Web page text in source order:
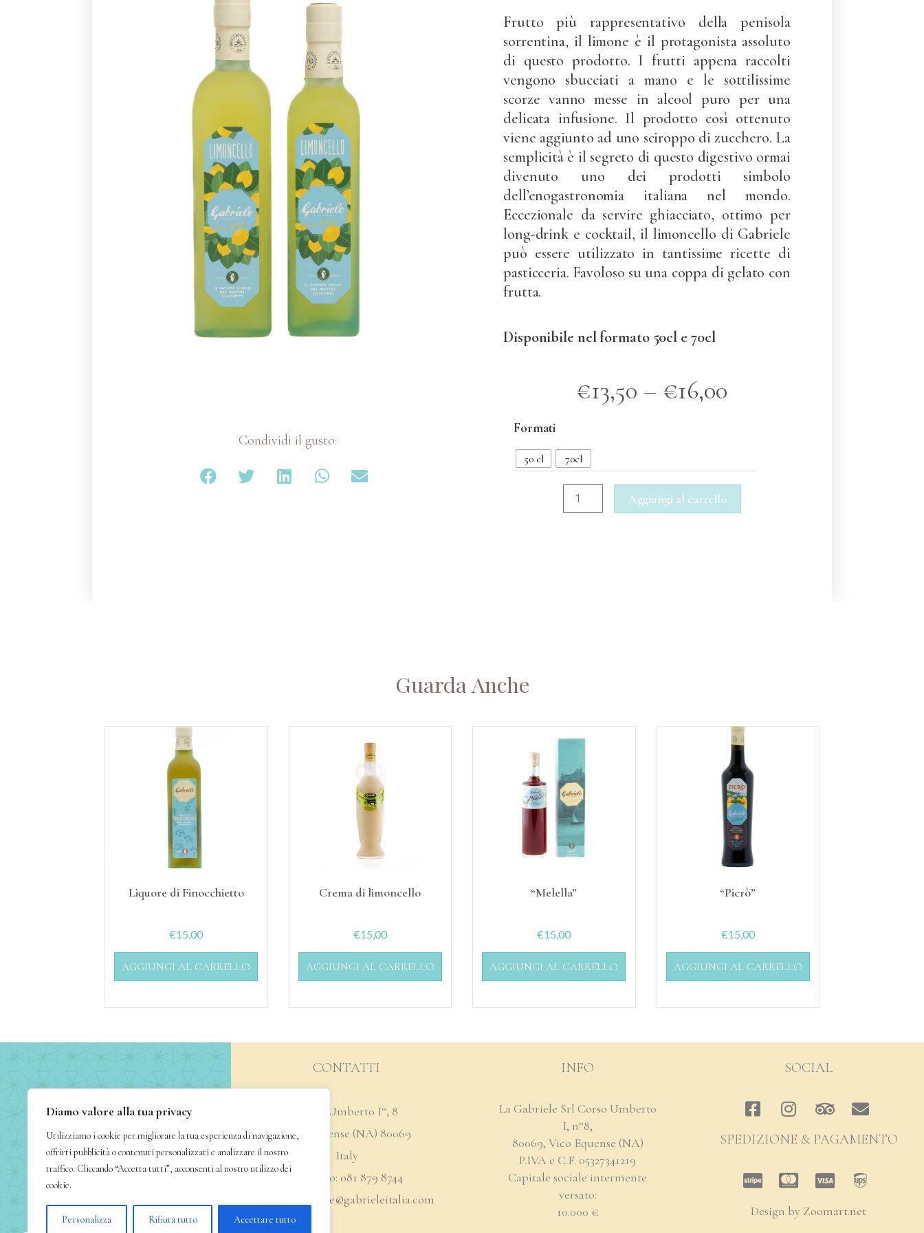
Diamo valore alla tua privacy
Utilizziamo i cookie per migliorare la tua esperienza di navigazione,
offrirti pubblicità o contenuti personalizzati e analizzare il nostro
traffico. Cliccando “Accetta tutti”, acconsenti al nostro utilizzo dei
cookie.
Personalizza Rifiuta tutto Accettare tutto
Condividi il gusto:
Frutto più rappresentativo della penisola
sorrentina, il limone è il protagonista assoluto
di questo prodotto. I frutti appena raccolti
vengono sbucciati a mano e le sottilissime
scorze vanno messe in alcool puro per una
delicata infusione. Il prodotto così ottenuto
viene aggiunto ad uno sciroppo di zucchero. La
semplicità è il segreto di questo digestivo ormai
divenuto uno dei prodotti simbolo
dell’enogastronomia italiana nel mondo.
Eccezionale da servire ghiacciato, ottimo per
long-drink e cocktail, il limoncello di Gabriele
può essere utilizzato in tantissime ricette di
pasticceria. Favoloso su una coppa di gelato con
frutta.
Disponibile nel formato 50cl e 70cl
€13,50 – €16,00
Formati
50 cl 70cl
Aggiungi al carrello
Guarda Anche
Liquore di Finocchietto
€15,00
AGGIUNGI AL CARRELLO
Crema di limoncello
€15,00
AGGIUNGI AL CARRELLO
“Melella”
€15,00
AGGIUNGI AL CARRELLO
“Picrò”
€15,00
AGGIUNGI AL CARRELLO
CONTATTI
Corso Umberto I°, 8
Vico Equense (NA) 80069
Italy
Telefono: 081 879 8744
Email: gabriele@gabrieleitalia.com
INFO
La Gabriele Srl Corso Umberto
I, n°8,
80069, Vico Equense (NA)
P.IVA e C.F. 05327341219
Capitale sociale intermente
versato:
10.000 €
SOCIAL
SPEDIZIONE & PAGAMENTO
Design by Zoomart.net